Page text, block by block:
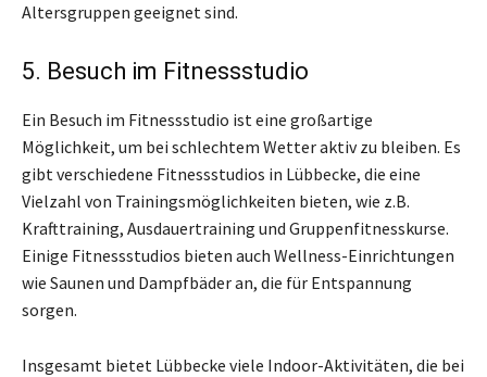
Altersgruppen geeignet sind.
5. Besuch im Fitnessstudio
Ein Besuch im Fitnessstudio ist eine großartige
Möglichkeit, um bei schlechtem Wetter aktiv zu bleiben. Es
gibt verschiedene Fitnessstudios in Lübbecke, die eine
Vielzahl von Trainingsmöglichkeiten bieten, wie z.B.
Krafttraining, Ausdauertraining und Gruppenfitnesskurse.
Einige Fitnessstudios bieten auch Wellness-Einrichtungen
wie Saunen und Dampfbäder an, die für Entspannung
sorgen.
Insgesamt bietet Lübbecke viele Indoor-Aktivitäten, die bei